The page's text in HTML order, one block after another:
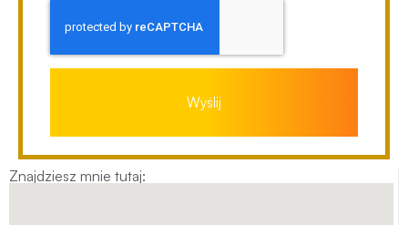
Znajdziesz mnie tutaj:
Wyślij